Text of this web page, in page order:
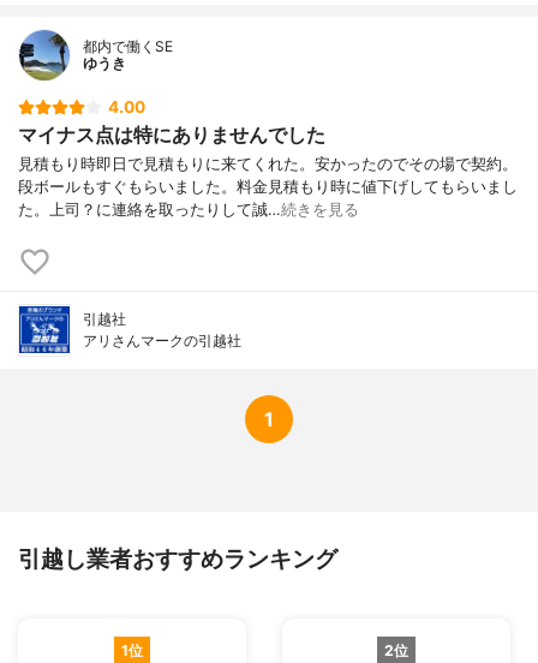
都内で働くSE
ゆうき
4.00
マイナス点は特にありませんでした
見積もり時即日で見積もりに来てくれた。安かったのでその場で契約。
段ボールもすぐもらいました。料金見積もり時に値下げしてもらいまし
た。上司？に連絡を取ったりして誠…続きを見る
引越社
アリさんマークの引越社
1
引越し業者おすすめランキング
1位 2位